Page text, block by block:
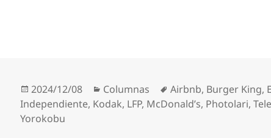
Publicado
el
2024/12/08 Categorías
Columnas Etiquetas
Airbnb, Burger King,
Independiente, Kodak, LFP, McDonald’s, Photolari,
Yorokobu